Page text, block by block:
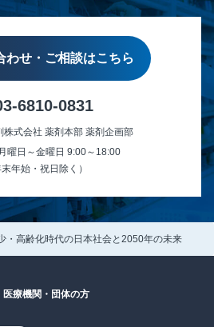
わせ・ご相談はこちら
6810-0831
株式会社 薬剤本部 薬剤企画部
曜日～金曜日 9:00～18:00
末年始・祝日除く）
・高齢化時代の日本社会と2050年の未来
医療機関・ 団体の方